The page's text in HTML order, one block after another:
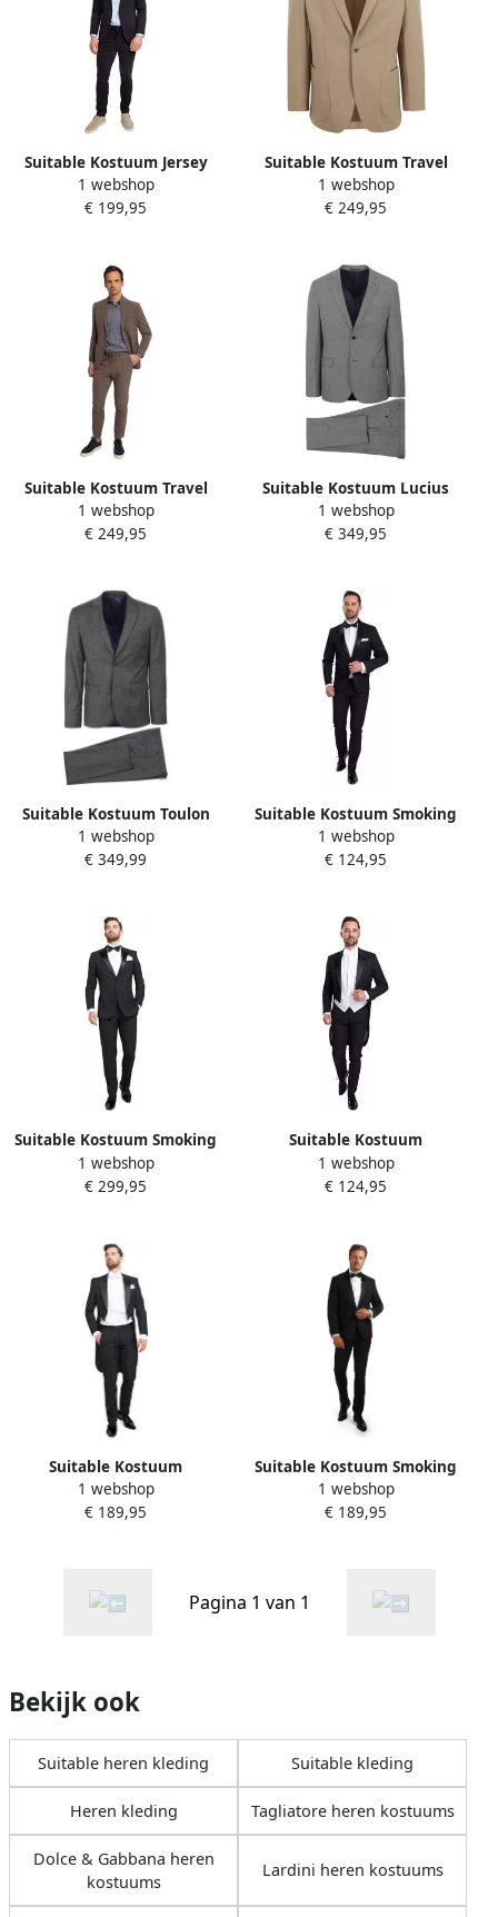
Suitable Kostuum Jersey
Suit Navy
1 webshop
€ 199,95
Suitable Kostuum Travel
Tech Kostuum Beige
1 webshop
€ 249,95
Suitable Kostuum Travel
Tech Kostuum Sand
1 webshop
€ 249,95
Suitable Kostuum Lucius
Birdseye Wol Grijs
1 webshop
€ 349,95
Suitable Kostuum Toulon
Wol Check Grijs Bruin
1 webshop
€ 349,99
Suitable Kostuum Smoking
Harlem Stretch
1 webshop
€ 124,95
Suitable Kostuum Smoking
New York 100% Wol
1 webshop
€ 299,95
Suitable Kostuum
Rokkostuum Budapest
Stretch
1 webshop
€ 124,95
Suitable Kostuum
Rokkostuum Wol Blend
Prague
1 webshop
€ 189,95
Suitable Kostuum Smoking
Brooklyn Wolblend
1 webshop
€ 189,95
Pagina 1 van 1
Bekijk ook
Suitable heren kleding Suitable kleding
Heren kleding Tagliatore heren kostuums
Dolce & Gabbana heren
kostuums
Lardini heren kostuums